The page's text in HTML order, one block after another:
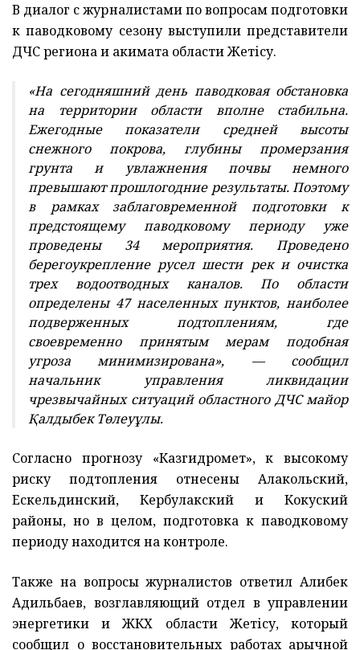
В диалог с журналистами по вопросам подготовки
к паводковому сезону выступили представители
ДЧС региона и акимата области Жетісу.
«На сегодняшний день паводковая обстановка
на территории области вполне стабильна.
Ежегодные показатели средней высоты
снежного покрова, глубины промерзания
грунта и увлажнения почвы немного
превышают прошлогодние результаты. Поэтому
в рамках заблаговременной подготовки к
предстоящему паводковому периоду уже
проведены 34 мероприятия. Проведено
берегоукрепление русел шести рек и очистка
трех водоотводных каналов. По области
определены 47 населенных пунктов, наиболее
подверженных подтоплениям, где
своевременно принятым мерам подобная
угроза минимизирована», — сообщил
начальник управления ликвидации
чрезвычайных ситуаций областного ДЧС майор
Қалдыбек Төлеуұлы.
Согласно прогнозу «Казгидромет», к высокому
риску подтопления отнесены Алакольский,
Ескельдинский, Кербулакский и Кокуский
районы, но в целом, подготовка к паводковому
периоду находится на контроле.
Также на вопросы журналистов ответил Алибек
Адильбаев, возглавляющий отдел в управлении
энергетики и ЖКХ области Жетісу, который
сообщил о восстановительных работах арычной